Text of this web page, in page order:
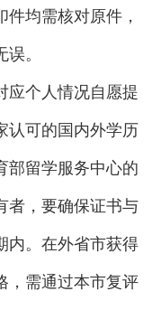
均需核对原件，
。
个人情况自愿提
认可的国内外学历
部留学服务中心的
者，要确保证书与
内。在外省市获得
，需通过本市复评